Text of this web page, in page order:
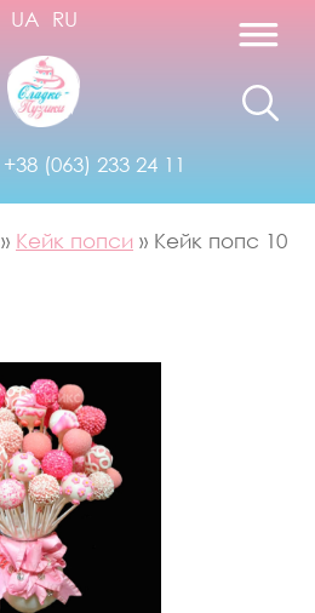
+38 (063) 233 24 11
UA RU
» Кейк попси » Кейк попс 10